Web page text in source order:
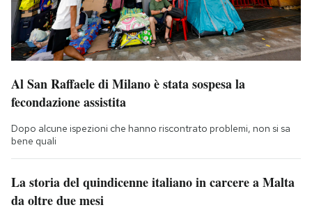
Al San Raffaele di Milano è stata sospesa la
fecondazione assistita
Dopo alcune ispezioni che hanno riscontrato problemi, non si sa
bene quali
La storia del quindicenne italiano in carcere a Malta
da oltre due mesi